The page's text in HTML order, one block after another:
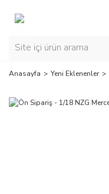
Anasayfa Yeni Eklenenler